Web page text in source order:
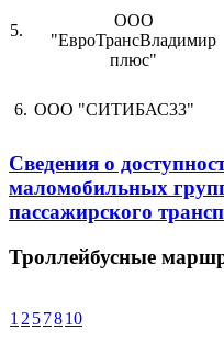
5.
ООО
"ЕвроТрансВладимир
плюс"
6. ООО "СИТИБАС33"
Сведения о
маломобильных
пассажирского
Троллейбусные
1 2 57810